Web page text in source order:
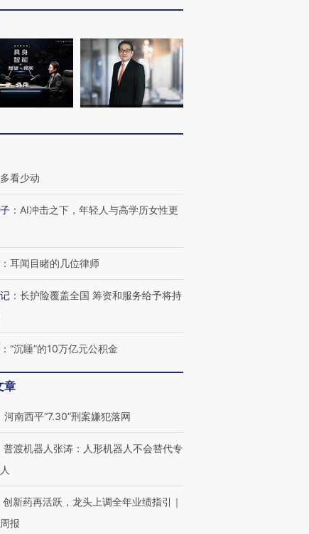
多看少动
： AI冲击之下，年轻人与高学历女性更
： 耳闻目睹的几位律师
： 长护险覆盖全国 筹资和服务给予将持
： “沉睡”的10万亿元公积金
章
河南西平“7.30”刑案嫌犯落网
普渡机器人张涛：人形机器人不会替代专
创新药再活跃，龙头上调全年业绩指引｜
报